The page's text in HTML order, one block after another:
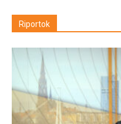
Riportok